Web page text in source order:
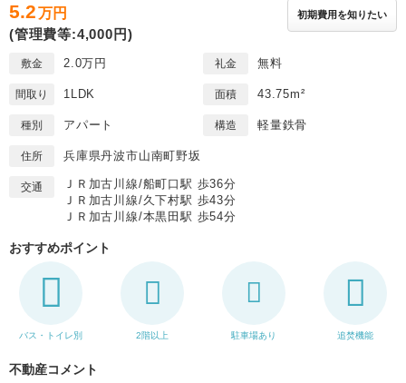
5.2万円
(管理費等:4,000円)
初期費用を知りたい
敷金 2.0万円 礼金 無料
間取り 1LDK 面積 43.75m²
種別 アパート 構造 軽量鉄骨
住所 兵庫県丹波市山南町野坂
交通
ＪＲ加古川線/船町口駅 歩36分
ＪＲ加古川線/久下村駅 歩43分
ＪＲ加古川線/本黒田駅 歩54分
おすすめポイント
バス・トイレ別 2階以上 駐車場あり 追焚機能
不動産コメント